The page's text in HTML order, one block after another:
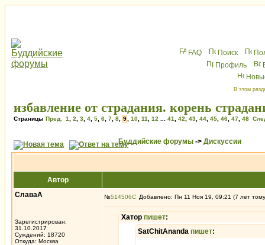
FAQ Поиск
Профиль
В этом
избавление от страдания. корень
Страницы Пред. 1 2 3 4 5 6 7 8 9 10 11 12 41 42 43 44 45 46 47 48
Буддийские форумы -> Дискуссии
Автор
СлаваА
Зарегистрирован:
31.10.2017
Суждений: 18720
Откуда: Москва
№514506 Добавлено: Пн 11 Ноя 19, 09:21 (7 лет
Хатор пишет:
SatChitAnanda пишет: